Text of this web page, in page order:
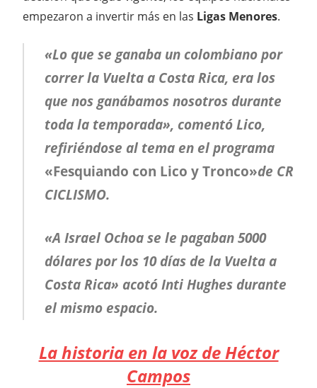
empezaron a invertir más en las Ligas Menores.
«Lo que se ganaba un colombiano por
correr la Vuelta a Costa Rica, era los
que nos ganábamos nosotros durante
toda la temporada», comentó Lico,
refiriéndose al tema en el programa
«Fesquiando con Lico y Tronco»de CR
CICLISMO.
«A Israel Ochoa se le pagaban 5000
dólares por los 10 días de la Vuelta a
Costa Rica» acotó Inti Hughes durante
el mismo espacio.
La historia en la voz de Héctor
Campos